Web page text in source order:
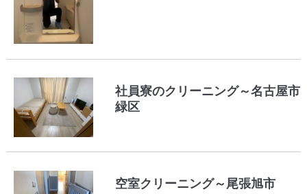
社員寮のクリーニング～名古屋市
緑区
空室クリーニング～尾張旭市